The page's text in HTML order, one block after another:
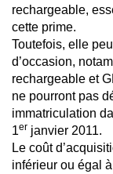
rechargeable,
cette prime.
Toutefois, elle
d’occasion,
rechargeable et
ne pourront pas
immatriculation
1er janvier 2011.
Le coût
inférieur ou égal